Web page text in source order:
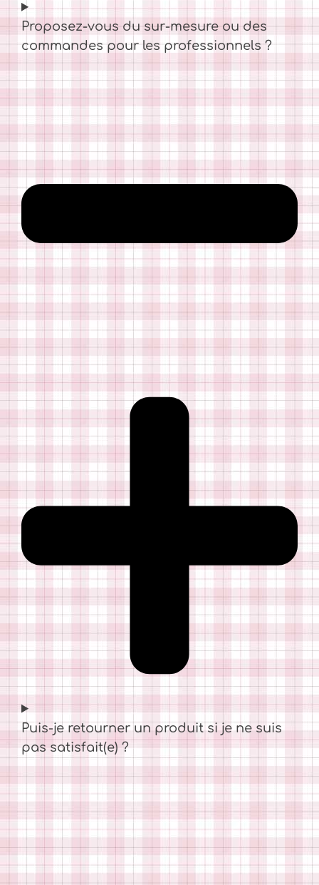
Proposez-vous du sur-mesure ou des
commandes pour les professionnels ?
Puis-je retourner un produit si je ne suis
pas satisfait(e) ?